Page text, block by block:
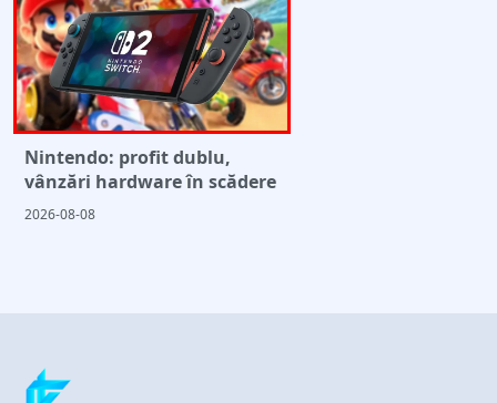
Nintendo: profit dublu,
vânzări hardware în scădere
2026-08-08